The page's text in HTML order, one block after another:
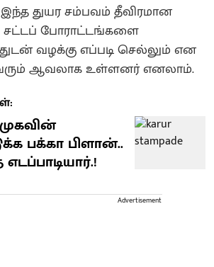
இந்த துயர சம்பவம் தீவிரமான
சட்டப் போராட்டங்களை
வழக்கு எப்படி செல்லும் என
ஆவலாக உள்ளனர் எனலாம்.
பக்கா பிளான்..
எடப்பாடியார்.!
Advertisement